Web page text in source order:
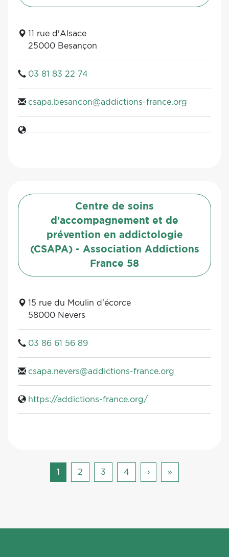
11 rue d'Alsace
25000 Besançon
03 81 83 22 74
csapa.besancon@addictions-france.org
Centre de soins
d'accompagnement et de
prévention en addictologie
(CSAPA) - Association Addictions
France 58
15 rue du Moulin d'écorce
58000 Nevers
03 86 61 56 89
csapa.nevers@addictions-france.org
https://addictions-france.org/
Page
courante
1 Page
2 Page
3 Page
4
Page
suivante
›
Dernière
page
»